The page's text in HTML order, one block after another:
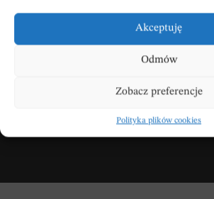
Akceptuję
Odmów
Zobacz preferencje
Polityka plików cookies
DODAJ